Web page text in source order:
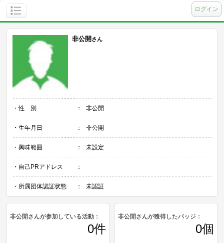
ログイン
非公開 さん
・性 別 ： 非公開
・生年月日 ： 非公開
・興味範囲 ： 未設定
・自己PRアドレス ：
・所属団体認証状態 ： 未認証
非公開さんが参加している活動：
0件
非公開さんが獲得したバッジ：
0個